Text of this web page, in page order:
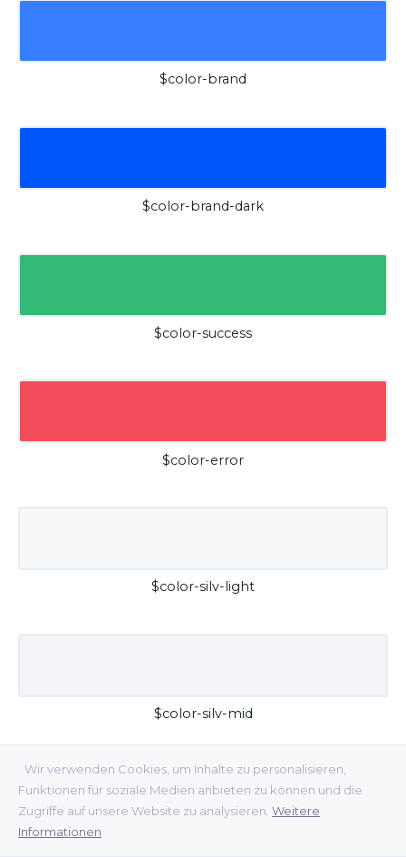
Wir verwenden Cookies, um Inhalte zu personalisieren,
Funktionen für soziale Medien anbieten zu können und die
Zugriffe auf unsere Website zu analysieren. Weitere
Informationen
$color-brand
$color-brand-dark
$color-success
$color-error
$color-silv-light
$color-silv-mid